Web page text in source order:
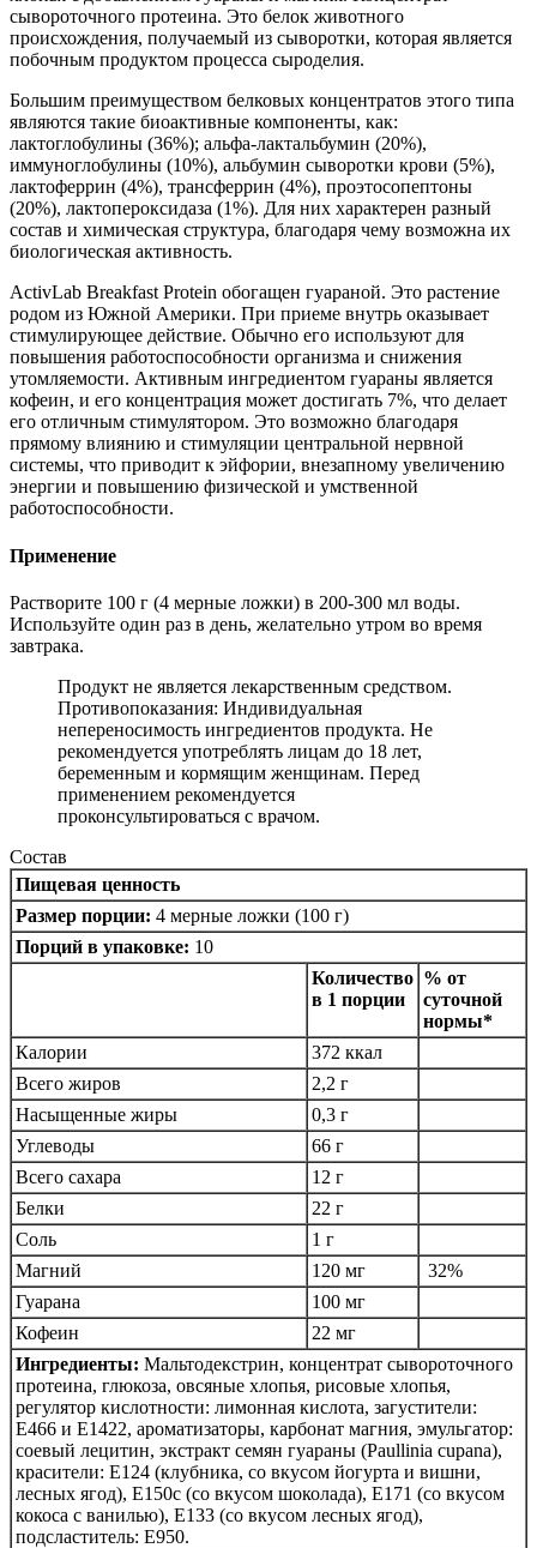
сывороточного протеина. Это белок животного
происхождения, получаемый из сыворотки, которая является
побочным продуктом процесса сыроделия.
Большим преимуществом белковых концентратов этого типа
являются такие биоактивные компоненты, как:
лактоглобулины (36%); альфа-лактальбумин (20%),
иммуноглобулины (10%), альбумин сыворотки крови (5%),
лактоферрин (4%), трансферрин (4%), проэтосопептоны
(20%), лактопероксидаза (1%). Для них характерен разный
состав и химическая структура, благодаря чему возможна их
биологическая активность.
ActivLab Breakfast Protein обогащен гуараной. Это растение
родом из Южной Америки. При приеме внутрь оказывает
стимулирующее действие. Обычно его используют для
повышения работоспособности организма и снижения
утомляемости. Активным ингредиентом гуараны является
кофеин, и его концентрация может достигать 7%, что делает
его отличным стимулятором. Это возможно благодаря
прямому влиянию и стимуляции центральной нервной
системы, что приводит к эйфории, внезапному увеличению
энергии и повышению физической и умственной
работоспособности.
Применение
Растворите 100 г (4 мерные ложки) в 200-300 мл воды.
Используйте один раз в день, желательно утром во время
завтрака.
Продукт не является лекарственным средством.
Противопоказания: Индивидуальная
непереносимость ингредиентов продукта. Не
рекомендуется употреблять лицам до 18 лет,
беременным и кормящим женщинам. Перед
применением рекомендуется
проконсультироваться с врачом.
Состав
Пищевая ценность
Размер порции: 4 мерные ложки (100 г)
Порций в упаковке: 10
Количество
в 1 порции
% от
суточной
нормы*
Калории
372 ккал
Всего жиров
2,2 г
Насыщенные жиры
0,3 г
Углеводы
66 г
Всего сахара
12 г
Белки
22 г
Соль
1 г
Магний
120 мг
32%
Гуарана
100 мг
Кофеин
22 мг
Ингредиенты: Мальтодекстрин, концентрат сывороточного
протеина, глюкоза, овсяные хлопья, рисовые хлопья,
регулятор кислотности: лимонная кислота, загустители:
E466 и E1422, ароматизаторы, карбонат магния, эмульгатор:
соевый лецитин, экстракт семян гуараны (Paullinia cupana),
красители: E124 (клубника, со вкусом йогурта и вишни,
лесных ягод), E150c (со вкусом шоколада), E171 (со вкусом
кокоса с ванилью), E133 (со вкусом лесных ягод),
подсластитель: E950.